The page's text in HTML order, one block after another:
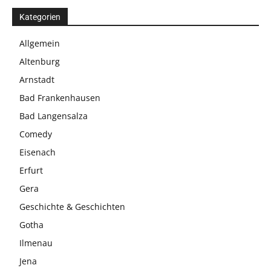
Kategorien
Allgemein
Altenburg
Arnstadt
Bad Frankenhausen
Bad Langensalza
Comedy
Eisenach
Erfurt
Gera
Geschichte & Geschichten
Gotha
Ilmenau
Jena